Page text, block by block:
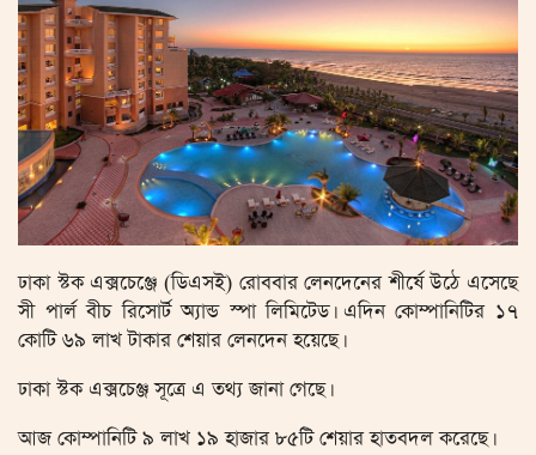
ঢাকা স্টক এক্সচেঞ্জে (ডিএসই) রোববার লেনদেনের শীর্ষে উঠে এসেছে
সী পার্ল বীচ রিসোর্ট অ্যান্ড স্পা লিমিটেড। এদিন কোম্পানিটির ১৭
কোটি ৬৯ লাখ টাকার শেয়ার লেনদেন হয়েছে।
ঢাকা স্টক এক্সচেঞ্জ সূত্রে এ তথ্য জানা গেছে।
আজ কোম্পানিটি ৯ লাখ ১৯ হাজার ৮৫টি শেয়ার হাতবদল করেছে।